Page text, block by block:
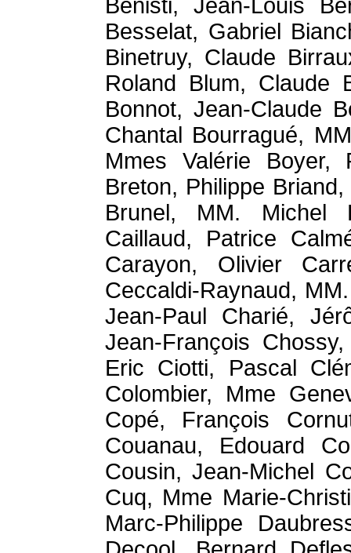
Bénisti, Jean-Louis
Besselat, Gabriel
Binetruy, Claude
Roland Blum, Claude
Bonnot, Jean-Claude
Chantal Bourragué,
Mmes Valérie Boyer,
Breton, Philippe
Brunel, MM. Michel
Caillaud, Patrice
Carayon, Olivier
Ceccaldi-Raynaud,
Jean-Paul Charié,
Jean-François
Eric Ciotti, Pascal
Colombier, Mme
Copé, François
Couanau, Edouard
Cousin, Jean-Michel
Cuq, Mme Marie-
Marc-Philippe